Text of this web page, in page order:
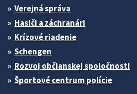
Verejná správa
Hasiči a záchranári
Krízové riadenie
Schengen
Rozvoj občianskej spoločnosti
Športové centrum polície